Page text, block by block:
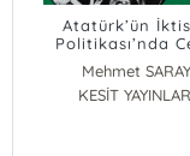
Atatürk’ün
Politikası’nda
Bayar’ın Yeri
Mehmet SARAY
KESİT